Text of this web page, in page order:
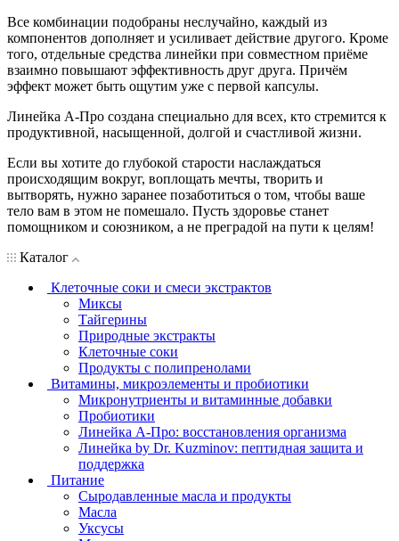
Все комбинации подобраны неслучайно, каждый из
компонентов дополняет и усиливает действие другого. Кроме
того, отдельные средства линейки при совместном приёме
взаимно повышают эффективность друг друга. Причём
эффект может быть ощутим уже с первой капсулы.
Линейка А-Про создана специально для всех, кто стремится к
продуктивной, насыщенной, долгой и счастливой жизни.
Если вы хотите до глубокой старости наслаждаться
происходящим вокруг, воплощать мечты, творить и
вытворять, нужно заранее позаботиться о том, чтобы ваше
тело вам в этом не помешало. Пусть здоровье станет
помощником и союзником, а не преградой на пути к целям!
Каталог
Клеточные соки и смеси экстрактов
Миксы
Тайгерины
Природные экстракты
Клеточные соки
Продукты с полипренолами
Витамины, микроэлементы и пробиотики
Микронутриенты и витаминные добавки
Пробиотики
Линейка А-Про: восстановления организма
Линейка by Dr. Kuzminov: пептидная защита и
поддержка
Питание
Сыродавленные масла и продукты
Масла
Уксусы